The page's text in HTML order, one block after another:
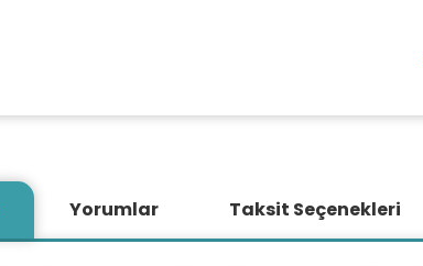
Yorumlar Taksit Seçenekleri